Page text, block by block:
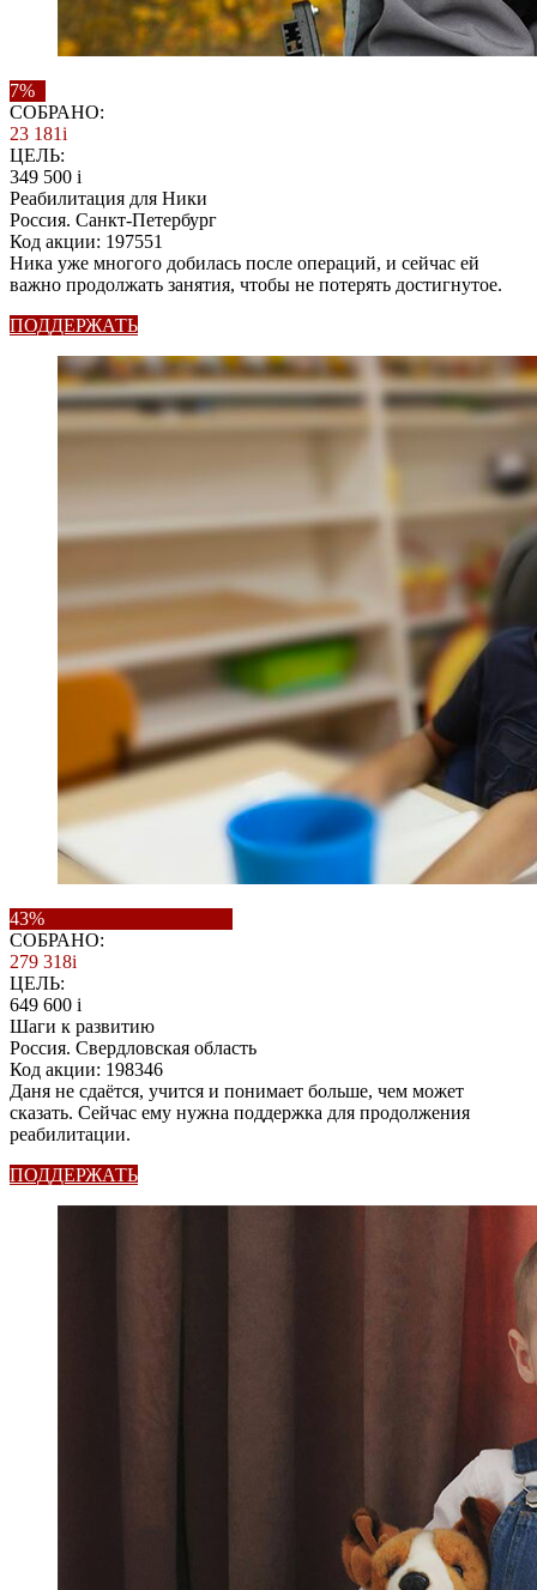
7%
СОБРАНО:
23 181i
ЦЕЛЬ:
349 500 i
Реабилитация для Ники
Россия. Санкт-Петербург
Код акции: 197551
Ника уже многого добилась после операций, и сейчас ей
важно продолжать занятия, чтобы не потерять достигнутое.
ПОДДЕРЖАТЬ
43%
СОБРАНО:
279 318i
ЦЕЛЬ:
649 600 i
Шаги к развитию
Россия. Свердловская область
Код акции: 198346
Даня не сдаётся, учится и понимает больше, чем может
сказать. Сейчас ему нужна поддержка для продолжения
реабилитации.
ПОДДЕРЖАТЬ